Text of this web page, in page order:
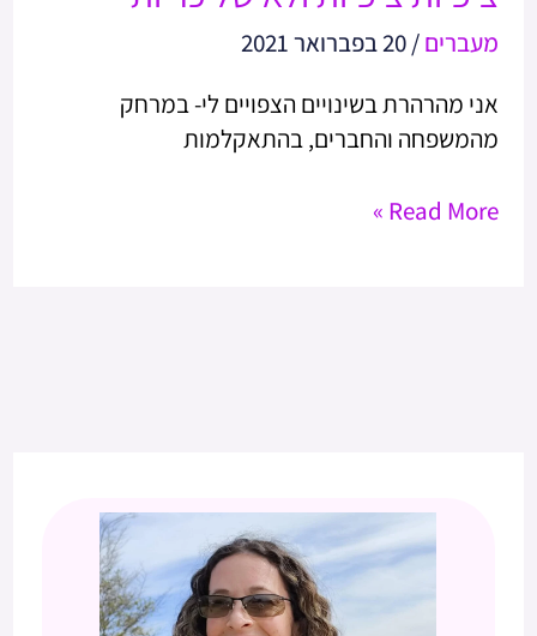
מעברים/20 בפברואר 2021
אני מהרהרת בשינויים הצפויים לי- במרחק
מהמשפחה והחברים, בהתאקלמות
Read More »